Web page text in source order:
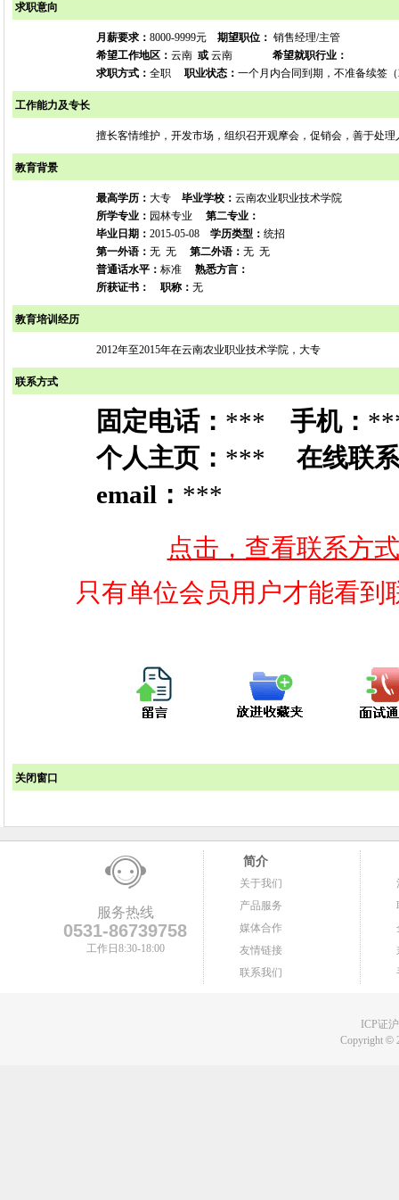
求职意向
月薪要求： 8000-9999元 期望职位： 销售经理/主管
希望工作地区： 云南 或云南 希望就职行业：
求职方式： 全职 职业状态： 一个月内合同到期，不准备续签（
工作能力及专长
擅长客情维护，开发市场，组织召开观摩会，促销会，善于处理
教育背景
最高学历： 大专 毕业学校： 云南农业职业技术学院
所学专业： 园林专业 第二专业：
毕业日期： 2015-05-08 学历类型： 统招
第一外语： 无 无 第二外语： 无 无
普通话水平： 标准 熟悉方言：
所获证书：
职称： 无
教育培训经历
2012年至2015年在云南农业职业技术学院，大专
联系方式
固定电话： *** 手机：
个人主页： *** 在线联
email： ***
点击，查看联系方
只有单位会员用户才能看到
关闭窗口
服务热线
0531-86739758
工作日8:30-18:00
简介
关于我们
产品服务
媒体合作
友情链接
联系我们
ICP证
Copyright ©